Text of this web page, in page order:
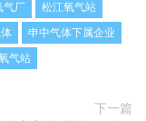
气厂
松江氧气站
申中气体下属企业
气站
下一篇